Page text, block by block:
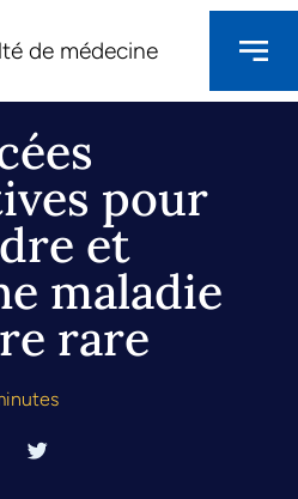
de médecine
pour
et
maladie
rare